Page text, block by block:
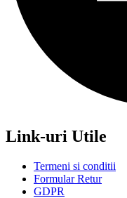
Link-uri Utile
Termeni si conditii
Formular Retur
GDPR